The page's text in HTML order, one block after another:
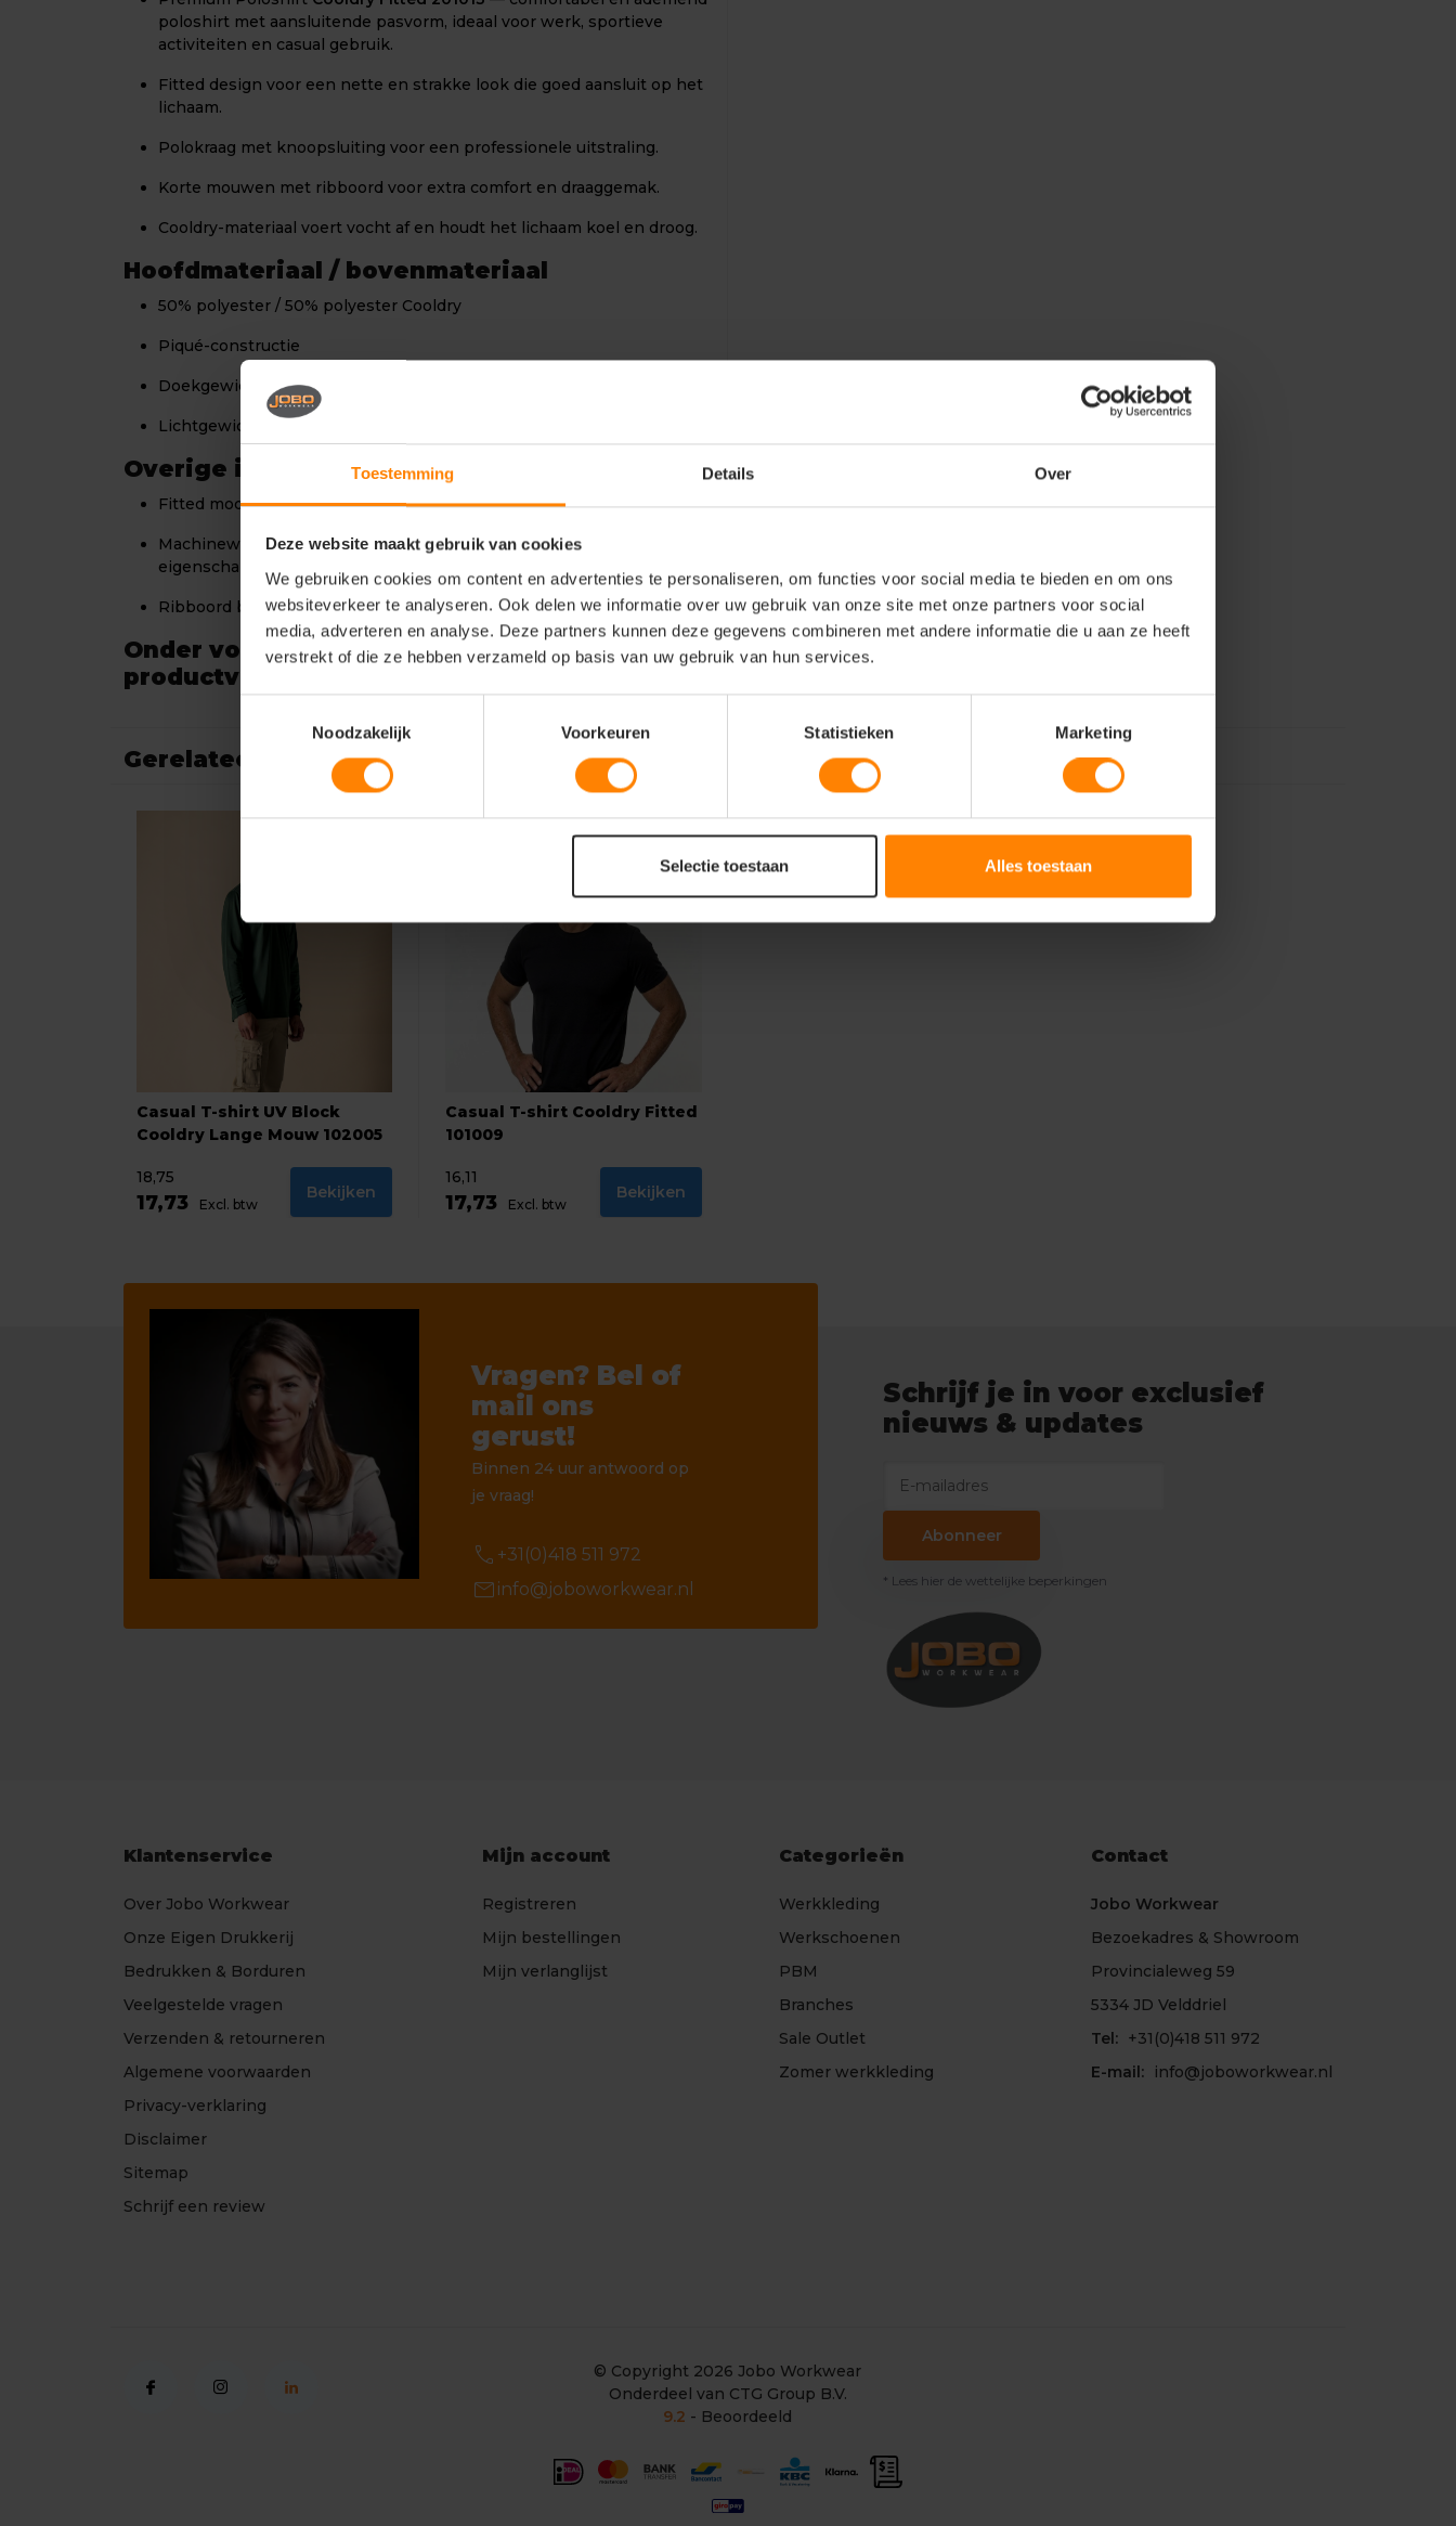
Toestemming Details Over
Deze website maakt gebruik van cookies
We gebruiken cookies om content en advertenties te personaliseren, om functies voor social media te bieden en om ons
websiteverkeer te analyseren. Ook delen we informatie over uw gebruik van onze site met onze partners voor social
media, adverteren en analyse. Deze partners kunnen deze gegevens combineren met andere informatie die u aan ze heeft
verstrekt of die ze hebben verzameld op basis van uw gebruik van hun services.
Noodzakelijk
Voorkeuren Statistieken Marketing
Selectie toestaan Alles toestaan
poloshirt met aansluitende pasvorm, ideaal voor werk, sportieve
activiteiten en casual gebruik.
Fitted design voor een nette en strakke look die goed aansluit op het
lichaam.
Polokraag met knoopsluiting voor een professionele uitstraling.
Korte mouwen met ribboord voor extra comfort en draaggemak.
Cooldry-materiaal voert vocht af en houdt het lichaam koel en droog.
Hoofdmateriaal / bovenmateriaal
50% polyester / 50% polyester Cooldry
Piqué-constructie
Doekgewicht circa 180 g/m²
Lichtgewicht, ademend en flexibel materiaal
Overige informatie
Fitted model, unisex.
Machinewasbaar tot 60 °C; behoudt vorm en ademende
eigenschappen.
Ribboord bij mouwen voor extra comfort en afwerking.
Onder voorbehoud van
productveranderingen.
Gerelateerde producten
Casual T-shirt UV Block
Cooldry Lange Mouw 102005
18,75
17,73 Excl. btw
Bekijken
Casual T-shirt Cooldry Fitted
101009
16,11
17,73 Excl. btw
Bekijken
Vragen? Bel of
mail ons
gerust!
Binnen 24 uur antwoord op
je vraag!
call +31(0)418 511 972
mail info@joboworkwear.nl
Schrijf je in voor exclusief
nieuws & updates
Abonneer
* Lees hier de wettelijke beperkingen
Klantenservice
Over Jobo Workwear
Onze Eigen Drukkerij
Bedrukken & Borduren
Veelgestelde vragen
Verzenden & retourneren
Algemene voorwaarden
Privacy-verklaring
Disclaimer
Sitemap
Schrijf een review
Mijn account
Registreren
Mijn bestellingen
Mijn verlanglijst
Categorieën
Werkkleding
Werkschoenen
PBM
Branches
Sale Outlet
Zomer werkkleding
Contact
Jobo Workwear
Bezoekadres & Showroom
Provincialeweg 59
5334 JD Velddriel
Tel: +31(0)418 511 972
E-mail:
info@joboworkwear.nl
© Copyright 2026 Jobo Workwear
Onderdeel van CTG Group B.V.
9.2 - Beoordeeld